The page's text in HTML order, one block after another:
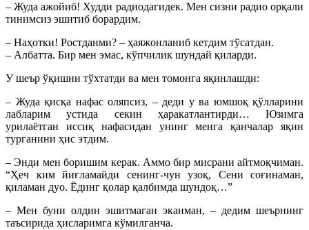
– Жуда ажойиб! Худди радиодагидек. Мен сизни радио орқали
тинимсиз эшитиб борардим.
– Наҳотки! Ростданми? – ҳаяжонланиб кетдим тў­сатдан.
– Албатта. Бир мен эмас, кўпчилик шундай қи­ларди.
У шеър ўқишни тўхтатди ва мен томонга яқин­лашди:
– Жуда қисқа нафас оляпсиз, – деди у ва юмшоқ қўлларини
лабларим устида секин ҳаракатлантирди… Юзимга
урилаётган иссиқ нафасидан унинг менга қанчалар яқин
турганини ҳис этдим.
– Энди мен боришим керак. Аммо бир мисрани айтмоқчиман.
“Ҳеч ким йиғламайди сенинг-чун узоқ, Сени соғинаман,
қиламан дуо. Ёдинг қолар қалбимда шундоқ…”
– Мен буни олдин эшитмаган эканман, – дедим шеърнинг
таъсирида ҳисларимга кўмилганча.